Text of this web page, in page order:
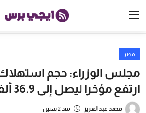
الرئيسية
الخليج
مصر
مجلس الوزراء: حجم استهلاك
ارتفع مؤخرا ليصل إلى 36.9 ألف جيجاوات
محمد عبد العزيز منذ 2 سنين